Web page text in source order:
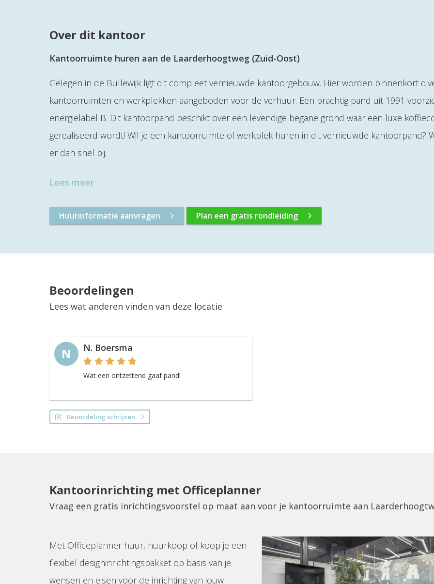
Over dit kantoor
Kantoorruimte huren aan de Laarderhoogtweg (Zuid-Oost)
Gelegen in de Bullewijk ligt dit compleet vernieuwde kantoorgebouw. Hier worden binnenkort
kantoorruimten en werkplekken aangeboden voor de verhuur. Een prachtig pand uit 1991
energielabel B. Dit kantoorpand beschikt over een levendige begane grond waar een luxe
gerealiseerd wordt! Wil je een kantoorruimte of werkplek huren in dit vernieuwde kantoorpand?
er dan snel bij.
Lees meer
Huurinformatie aanvragen Plan een gratis rondleiding
Beoordelingen
Lees wat anderen vinden van deze locatie
N N. Boersma
Wat een ontzettend gaaf pand!
Beoordeling schrijven
Kantoorinrichting met Officeplanner
Vraag een gratis inrichtingsvoorstel op maat aan voor je kantoorruimte aan
Met Officeplanner huur, huurkoop of koop je een
flexibel designinrichtingspakket op basis van je
wensen en eisen voor de inrichting van jouw